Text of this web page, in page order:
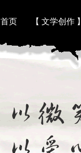
首页 【 文学创作 】